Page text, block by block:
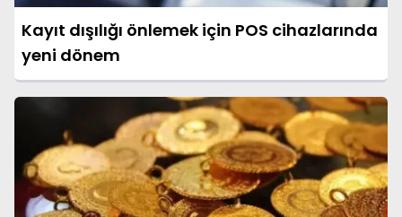
Kayıt dışılığı önlemek için POS cihazlarında
yeni dönem